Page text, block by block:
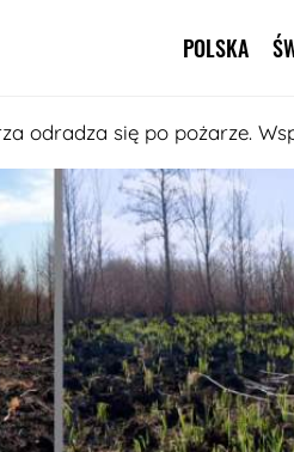
Pomiń
POLSKA
odradza się po pożarze.